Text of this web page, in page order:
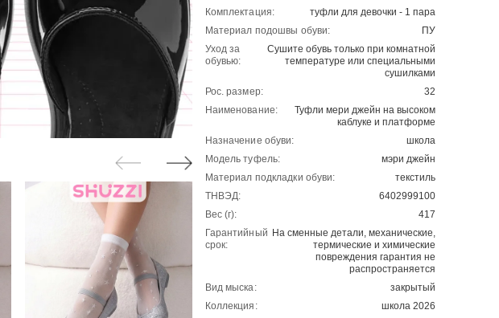
Комплектация:
туфли для девочки - 1 пара
Материал подошвы обуви:
ПУ
Уход за
обувью:
Сушите обувь только при комнатной
температуре или специальными
сушилками
Рос. размер:
32
Наименование:
Туфли мери джейн на высоком
каблуке и платформе
Назначение обуви:
школа
Модель туфель:
мэри джейн
Материал подкладки обуви:
текстиль
ТНВЭД:
6402999100
Вес (г):
417
Гарантийный
срок:
На сменные детали, механические,
термические и химические
повреждения гарантия не
распространяется
Вид мыска:
закрытый
Коллекция:
школа 2026